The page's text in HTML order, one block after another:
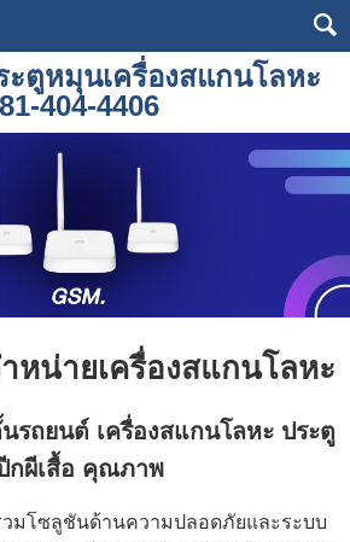
ตูหมุนเครื่องสแกนโลหะ
404-4406
หน่ายเครื่องสแกนโลหะ
รถยนต์ เครื่องสแกนโลหะประตู
กผีเสื้อ คุณภาพ
วมโซลูชันด้านความปลอดภัยและระบบ